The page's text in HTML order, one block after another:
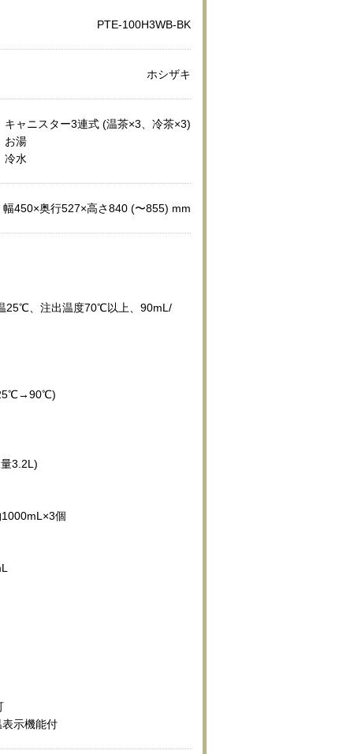
PTE-100H3WB-BK
ホシザキ
キャニスター3連式 (温茶×3、冷茶×3)
お湯
冷水
幅450×奥行527×高さ840 (〜855) mm
25℃、注出温度70℃以上、90mL/
3.2L)
個
示機能付